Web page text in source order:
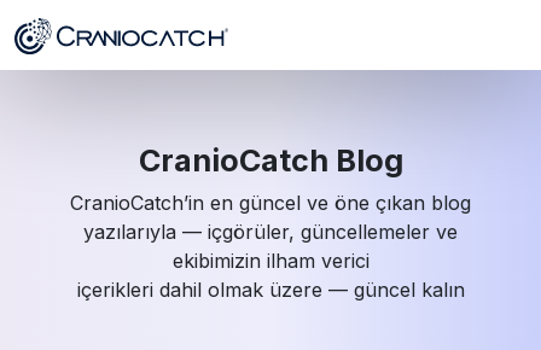
CranioCatch Blog
CranioCatch’in en güncel ve öne çıkan blog
yazılarıyla — içgörüler, güncellemeler ve
ekibimizin ilham verici
içerikleri dahil olmak üzere — güncel kalın